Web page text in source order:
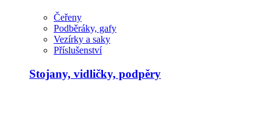
Čeřeny
Podběráky, gafy
Vezírky a saky
Příslušenství
Stojany, vidličky, podpěry